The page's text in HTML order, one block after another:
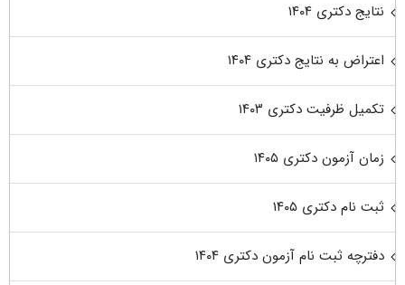
نتایج دکتری ۱۴۰۴
اعتراض به نتایج دکتری ۱۴۰۴
تکمیل ظرفیت دکتری ۱۴۰۳
زمان آزمون دکتری ۱۴۰۵
ثبت نام دکتری ۱۴۰۵
دفترچه ثبت نام آزمون دکتری ۱۴۰۴